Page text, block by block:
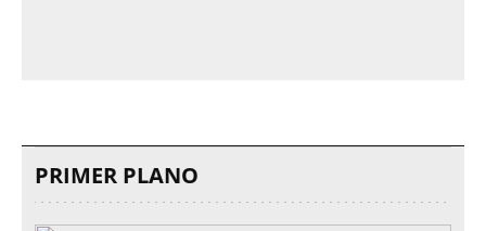
PRIMER PLANO